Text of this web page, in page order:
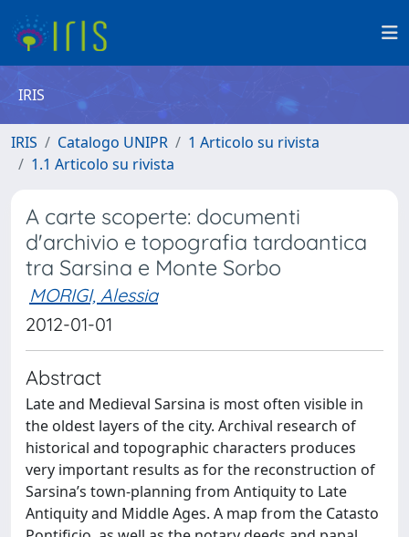
IRIS
IRIS Catalogo UNIPR
1 Articolo su rivista
1.1 Articolo su rivista
A carte scoperte: documenti
d'archivio e topografia tardoantica
tra Sarsina e Monte Sorbo
MORIGI, Alessia
2012-01-01
Abstract
Late and Medieval Sarsina is most often visible in
the oldest layers of the city. Archival research of
historical and topographic characters produces
very important results as for the reconstruction of
Sarsina’s town-planning from Antiquity to Late
Antiquity and Middle Ages. A map from the Catasto